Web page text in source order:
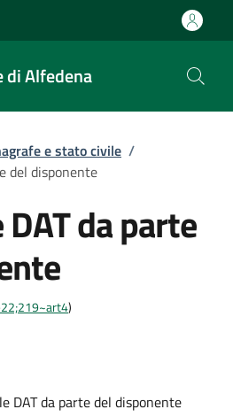
di Alfedena
e stato civile /
del disponente
da parte
)
DAT da parte del disponente